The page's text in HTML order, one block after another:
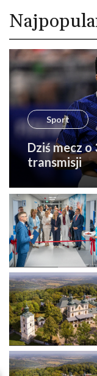
Sport
Dziś mecz o
transmisji